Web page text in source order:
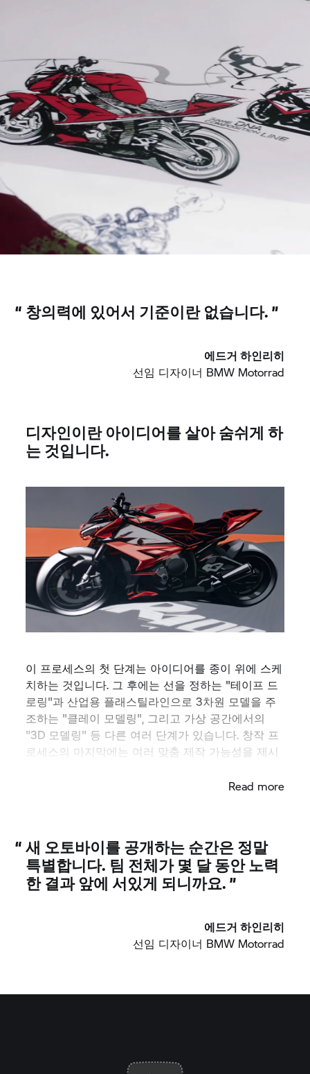
“ 창의력에 있어서 기준이란 없습니다. ”
에드거 하인리히
선임 디자이너 BMW Motorrad
디자인이란 아이디어를 살아 숨쉬게 하
는 것입니다.
이 프로세스의 첫 단계는 아이디어를 종이 위에 스케
치하는 것입니다. 그 후에는 선을 정하는 "테이프 드
로링"과 산업용 플래스틸라인으로 3차원 모델을 주
조하는 "클레이 모델링", 그리고 가상 공간에서의
"3D 모델링" 등 다른 여러 단계가 있습니다. 창작 프
로세스의 마지막에는 여러 맞춤 제작 가능성을 제시
Read more
“새 오토바이를 공개하는 순간은 정말
특별합니다. 팀 전체가 몇 달 동안 노력
한 결과 앞에 서있게 되니까요. ”
에드거 하인리히
선임 디자이너 BMW Motorrad